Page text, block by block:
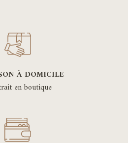
À DOMICILE
en boutique